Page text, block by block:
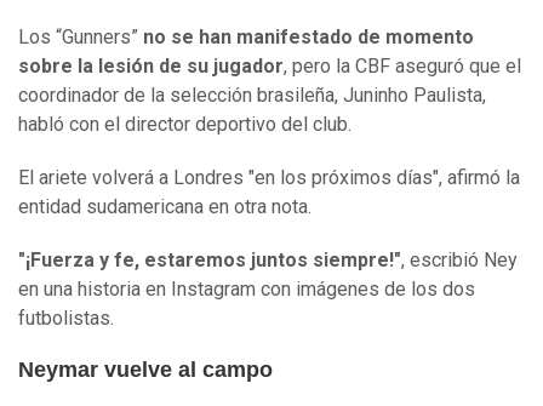
Los “Gunners” no se han manifestado de momento
sobre la lesión de su jugador, pero la CBF aseguró que el
coordinador de la selección brasileña, Juninho Paulista,
habló con el director deportivo del club.
El ariete volverá a Londres "en los próximos días", afirmó la
entidad sudamericana en otra nota.
"¡Fuerza y fe, estaremos juntos siempre!", escribió Ney
en una historia en Instagram con imágenes de los dos
futbolistas.
Neymar vuelve al campo